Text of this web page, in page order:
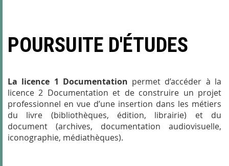
POURSUITE D'ÉTUDES
La licence 1 Documentation permet d’accéder à la
licence 2 Documentation et de construire un projet
professionnel en vue d’une insertion dans les métiers
du livre (bibliothèques, édition, librairie) et du
document (archives, documentation audiovisuelle,
iconographie, médiathèques).